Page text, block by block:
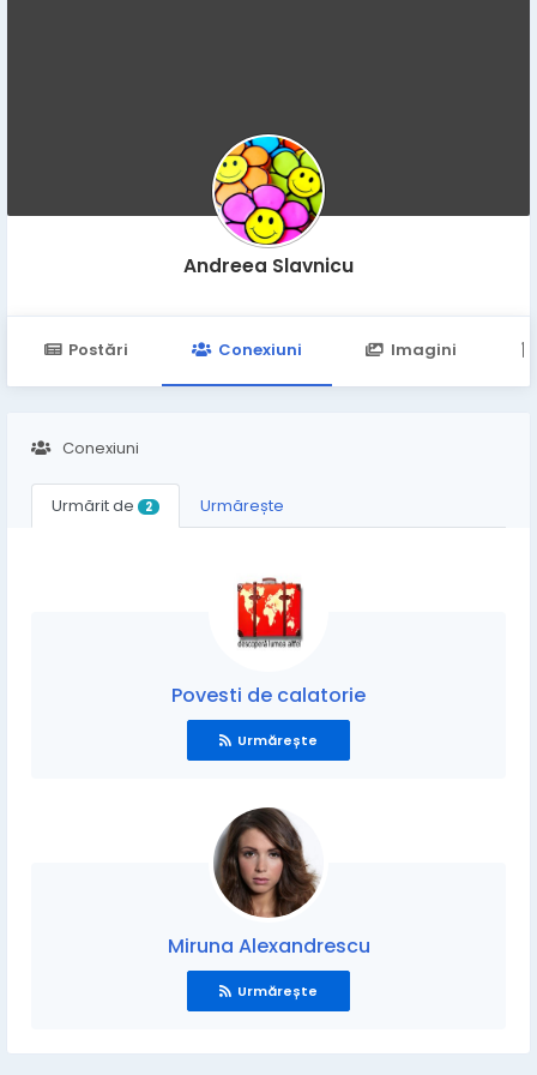
Andreea Slavnicu
Postări Conexiuni Imagini
Conexiuni
Urmărit de 2 Urmărește
Povesti de calatorie
Urmărește
Miruna Alexandrescu
Urmărește